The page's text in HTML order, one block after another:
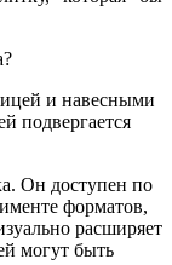
и навесными
подвергается
Он доступен по
форматов,
расширяет
могут быть